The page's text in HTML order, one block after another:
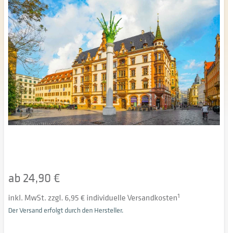
ab 24,90 €
inkl. MwSt. zzgl. 6,95 € individuelle Versandkosten1
Der Versand erfolgt durch den Hersteller.